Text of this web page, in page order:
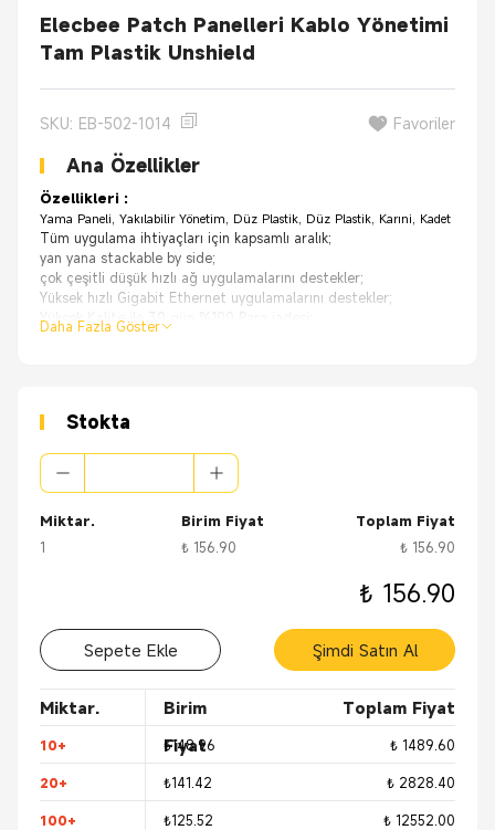
Elecbee Patch Panelleri Kablo Yönetimi
Tam Plastik Unshield
SKU: EB-502-1014 Favoriler
Ana Özellikler
Özellikleri :
Yama Paneli, Yakılabilir Yönetim, Düz Plastik, Düz Plastik, Karıni, Kadet
Tüm uygulama ihtiyaçları için kapsamlı aralık;
yan yana stackable by side;
çok çeşitli düşük hızlı ağ uygulamalarını destekler;
Yüksek hızlı Gigabit Ethernet uygulamalarını destekler;
Yüksek Kalite ile 30 gün %100 Para iadesi;
OEM Orijinal Fabrika'dan, çok daha iyi bir fiyatla aynı kalite.
ATM'ler
Otomat makineleri
Set üstü kutu
Teknoloji analiz ekipmanları
Dizüstü bilgisayarlar
Daha Fazla Göster
Stokta
Miktar.
1
Birim Fiyat
₺ 156.90
Toplam Fiyat
₺ 156.90
₺ 156.90
Sepete Ekle Şimdi Satın Al
Miktar.
Birim
Fiyat
Toplam Fiyat
10+ ₺148.96 ₺ 1489.60
20+ ₺141.42 ₺ 2828.40
100+ ₺125.52 ₺ 12552.00